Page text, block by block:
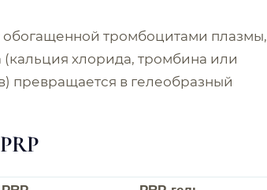
тромбоцитами плазмы,
(кальция хлорида, тромбина или
превращается в гелеобразный